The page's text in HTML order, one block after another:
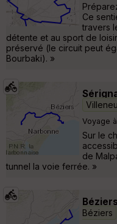
Ce
travers
détente et au sport de
préservé (le circuit peut
Bourbaki). »
Voyage
Sur le
de
tunnel la voie ferrée. »
Béziers